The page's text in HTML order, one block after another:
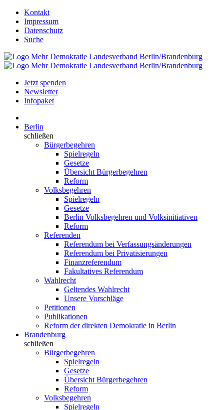
Kontakt
Impressum
Datenschutz
Suche
Jetzt spenden
Newsletter
Infopaket
Berlin
schließen
Bürgerbegehren
Spielregeln
Gesetze
Übersicht Bürgerbegehren
Reform
Volksbegehren
Spielregeln
Gesetze
Berlin Volksbegehren und Volksinitiativen
Reform
Referenden
Referendum bei Verfassungsänderungen
Referendum bei Privatisierungen
Finanzreferendum
Fakultatives Referendum
Wahlrecht
Geltendes Wahlrecht
Unsere Vorschläge
Petitionen
Publikationen
Reform der direkten Demokratie in Berlin
Brandenburg
schließen
Bürgerbegehren
Spielregeln
Gesetze
Übersicht Bürgerbegehren
Reform
Volksbegehren
Spielregeln